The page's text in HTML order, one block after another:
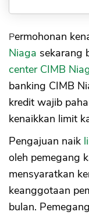
Permohonan
Niaga sekarang
center CIMB
banking CIMB
kredit wajib
kenaikkan limit
Pengajuan naik
oleh pemegang
mensyaratkan
keanggotaan
bulan.